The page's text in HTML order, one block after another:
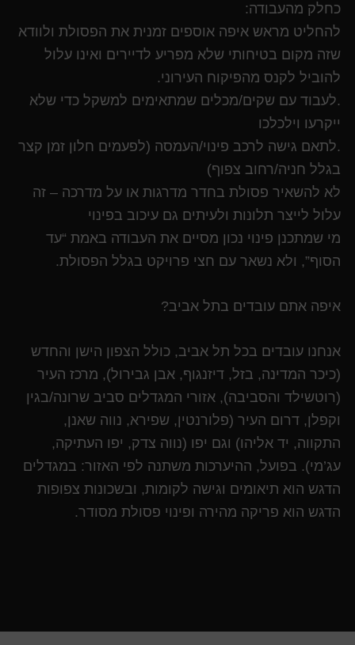
כחלק מהעבודה:
להחליט מראש איפה אוספים זמנית את הפסולת ולוודא
שזה מקום בטיחותי שלא מפריע לדיירים ואינו עלול
להוביל לקנס מהפיקוח העירוני.
.לעבוד עם שקים/מכלים שמתאימים למשקל כדי שלא
ייקרעו וילכלכו
.לתאם גישה לרכב פינוי/העמסה (לפעמים חלון זמן קצר
בגלל חניה/רחוב צפוף)
לא להשאיר פסולת בחדר מדרגות או על מדרכה – זה
עלול לייצר תלונות ולעיתים גם עיכוב בפינוי
מי שמתכנן פינוי נכון מסיים את העבודה באמת “עד
הסוף”, ולא נשאר עם חצי פרויקט בגלל הפסולת.
איפה אתם עובדים בתל אביב?
אנחנו עובדים בכל תל אביב, כולל הצפון הישן והחדש
(כיכר המדינה, בזל, דיזנגוף, אבן גבירול), מרכז העיר
(רוטשילד והסביבה), אזורי המגדלים סביב שרונה/בגין
וקפלן, דרום העיר (פלורנטין, שפירא, נווה שאנן,
התקווה, יד אליהו) וגם יפו (נווה צדק, יפו העתיקה,
עג’מי). בפועל, ההיערכות משתנה לפי האזור: במגדלים
הדגש הוא תיאומים וגישה לקומות, ובשכונות צפופות
הדגש הוא פריקה מהירה ופינוי פסולת מסודר.